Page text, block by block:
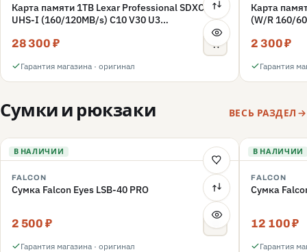
Карта памяти 1TB Lexar Professional SDXC
UHS-I (160/120MB/s) C10 V30 U3
28 300 ₽
Гарантия магазина · оригинал
Карта
(W/R 160/
2 300 ₽
Гарантия
Сумки и рюкзаки ВЕСЬ РАЗДЕЛ
В НАЛИЧИИ
FALCON
Сумка Falcon Eyes LSB-40 PRO
2 500 ₽
Гарантия магазина · оригинал
В НАЛИЧИИ
FALCON
Сумка
12 100 ₽
Гарантия